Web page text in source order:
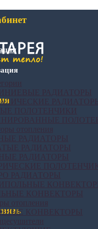
РАДИАТОРЫ
отопления
РАДИАТОРЫ
КОНВЕКТОРЫ